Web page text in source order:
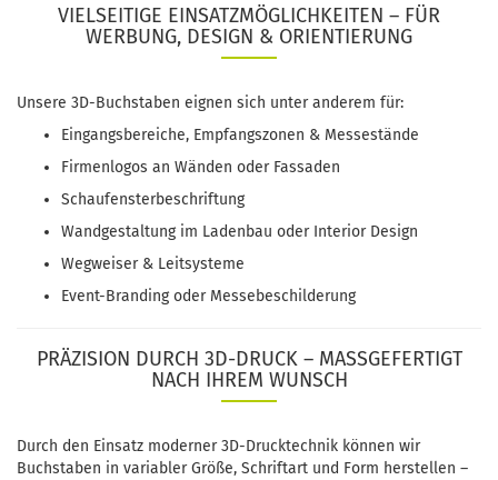
VIELSEITIGE EINSATZMÖGLICHKEITEN – FÜR
WERBUNG, DESIGN & ORIENTIERUNG
Unsere 3D-Buchstaben eignen sich unter anderem für:
Eingangsbereiche, Empfangszonen & Messestände
Firmenlogos an Wänden oder Fassaden
Schaufensterbeschriftung
Wandgestaltung im Ladenbau oder Interior Design
Wegweiser & Leitsysteme
Event-Branding oder Messebeschilderung
PRÄZISION DURCH 3D-DRUCK – MASSGEFERTIGT N
ACH IHREM WUNSCH
Durch den Einsatz moderner 3D-Drucktechnik können wir
Buchstaben in variabler Größe, Schriftart und Form herstellen –